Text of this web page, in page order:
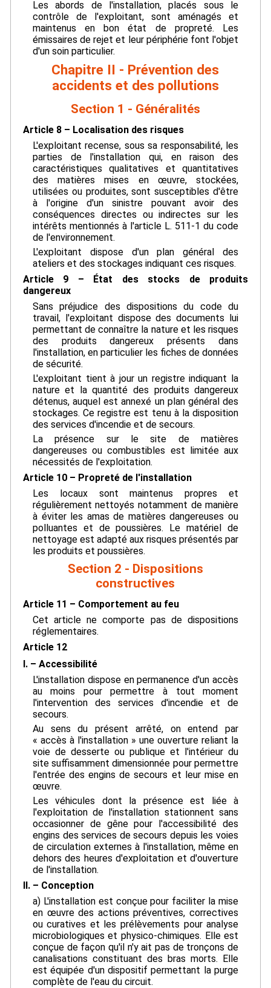
Les abords de l'installation, placés sous le
contrôle de l'exploitant, sont aménagés et
maintenus en bon état de propreté. Les
émissaires de rejet et leur périphérie font l'objet
d'un soin particulier.
Chapitre II - Prévention des
accidents et des pollutions
Section 1 - Généralités
Article 8 – Localisation des risques
L'exploitant recense, sous sa responsabilité, les
parties de l'installation qui, en raison des
caractéristiques qualitatives et quantitatives
des matières mises en œuvre, stockées,
utilisées ou produites, sont susceptibles d'être
à l'origine d'un sinistre pouvant avoir des
conséquences directes ou indirectes sur les
intérêts mentionnés à l'article L. 511-1 du code
de l'environnement.
L'exploitant dispose d'un plan général des
ateliers et des stockages indiquant ces risques.
Article 9 – État des stocks de produits
dangereux
Sans préjudice des dispositions du code du
travail, l'exploitant dispose des documents lui
permettant de connaître la nature et les risques
des produits dangereux présents dans
l'installation, en particulier les fiches de données
de sécurité.
L'exploitant tient à jour un registre indiquant la
nature et la quantité des produits dangereux
détenus, auquel est annexé un plan général des
stockages. Ce registre est tenu à la disposition
des services d'incendie et de secours.
La présence sur le site de matières
dangereuses ou combustibles est limitée aux
nécessités de l'exploitation.
Article 10 – Propreté de l'installation
Les locaux sont maintenus propres et
régulièrement nettoyés notamment de manière
à éviter les amas de matières dangereuses ou
polluantes et de poussières. Le matériel de
nettoyage est adapté aux risques présentés par
les produits et poussières.
Section 2 - Dispositions
constructives
Article 11 – Comportement au feu
Cet article ne comporte pas de dispositions
réglementaires.
Article 12
I. – Accessibilité
L'installation dispose en permanence d'un accès
au moins pour permettre à tout moment
l'intervention des services d'incendie et de
secours.
Au sens du présent arrêté, on entend par
« accès à l'installation » une ouverture reliant la
voie de desserte ou publique et l'intérieur du
site suffisamment dimensionnée pour permettre
l'entrée des engins de secours et leur mise en
œuvre.
Les véhicules dont la présence est liée à
l'exploitation de l'installation stationnent sans
occasionner de gêne pour l'accessibilité des
engins des services de secours depuis les voies
de circulation externes à l'installation, même en
dehors des heures d'exploitation et d'ouverture
de l'installation.
II. – Conception
a) L'installation est conçue pour faciliter la mise
en œuvre des actions préventives, correctives
ou curatives et les prélèvements pour analyse
microbiologiques et physico-chimiques. Elle est
conçue de façon qu'il n'y ait pas de tronçons de
canalisations constituant des bras morts. Elle
est équipée d'un dispositif permettant la purge
complète de l'eau du circuit.